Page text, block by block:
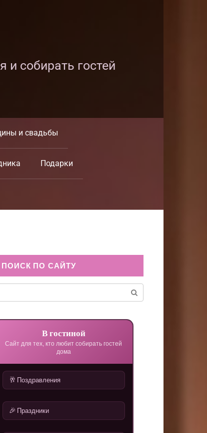
и собирать гостей
и свадьбы
Подарки
ПОИСК ПО САЙТУ
В гостиной
Сайт для тех, кто любит собирать гостей
дома
🥂 Поздравления
🎉 Праздники